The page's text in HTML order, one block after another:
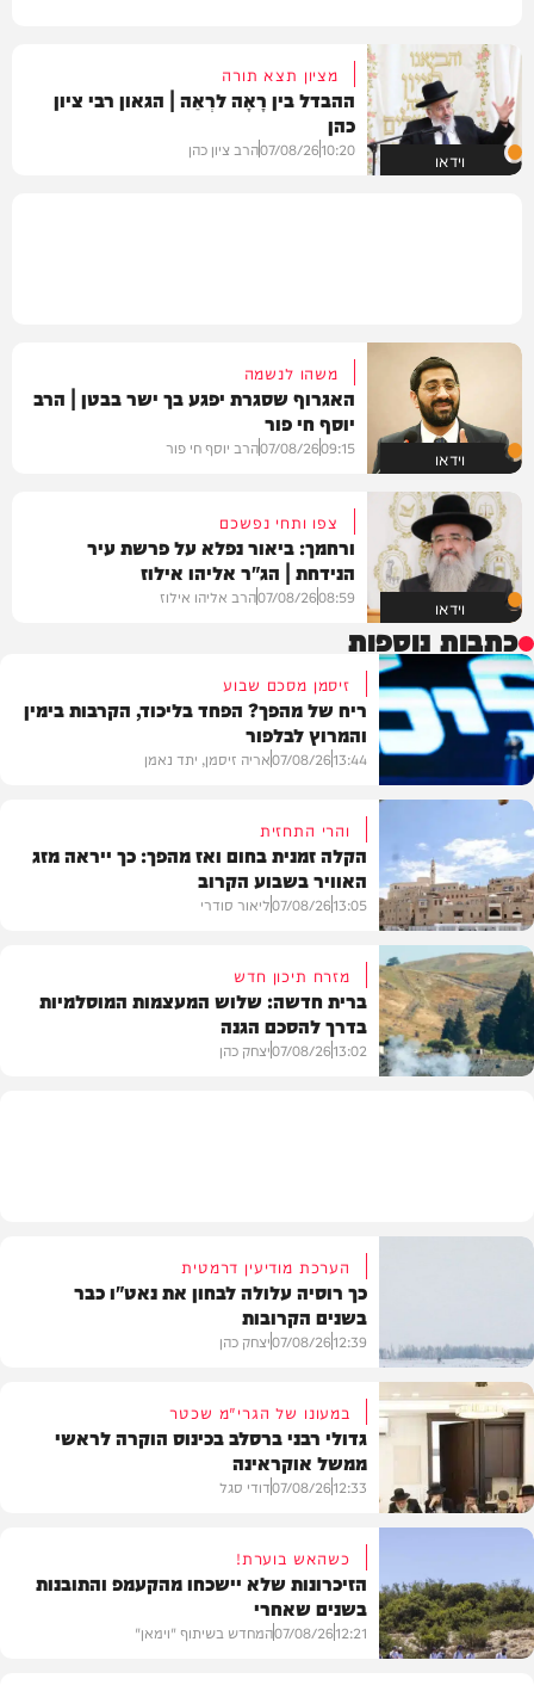
וידאו
מציון תצא תורה
ההבדל בין רָאָה לרְאֵה | הגאון רבי ציון
כהן
10:20
07/08/26הרב ציון כהן
וידאו
משהו לנשמה
האגרוף שסגרת יפגע בך ישר בבטן | הרב
יוסף חי פור
09:15
07/08/26הרב יוסף חי פור
וידאו
צפו ותחי נפשכם
ורחמך: ביאור נפלא על פרשת עיר
הנידחת | הג"ר אליהו אילוז
08:59
07/08/26הרב אליהו אילוז
כתבות נוספות
פוליטי
זיסמן מסכם שבוע
ריח של מהפך? הפחד בליכוד, הקרבות בימין
והמרוץ לבלפור
13:44
07/08/26אריה זיסמן, יתד נאמן
מזג האוויר
והרי התחזית
הקלה זמנית בחום ואז מהפך: כך ייראה מזג
האוויר בשבוע הקרוב
13:05
07/08/26ליאור סודרי
מזרח תיכון חדש
ברית חדשה: שלוש המעצמות המוסלמיות
בדרך להסכם הגנה
13:02
07/08/26יצחק כהן
הערכת מודיעין דרמטית
כך רוסיה עלולה לבחון את נאט"ו כבר
בשנים הקרובות
12:39
07/08/26יצחק כהן
חרדים
במעונו של הגרי"מ שכטר
גדולי רבני ברסלב בכינוס הוקרה לראשי
ממשל אוקראינה
12:33
07/08/26דודי סגל
כשהאש בוערת!
הזיכרונות שלא יישכחו מהקעמפ והתובנות
בשנים שאחרי
12:21
07/08/26המחדש בשיתוף "וימאן"